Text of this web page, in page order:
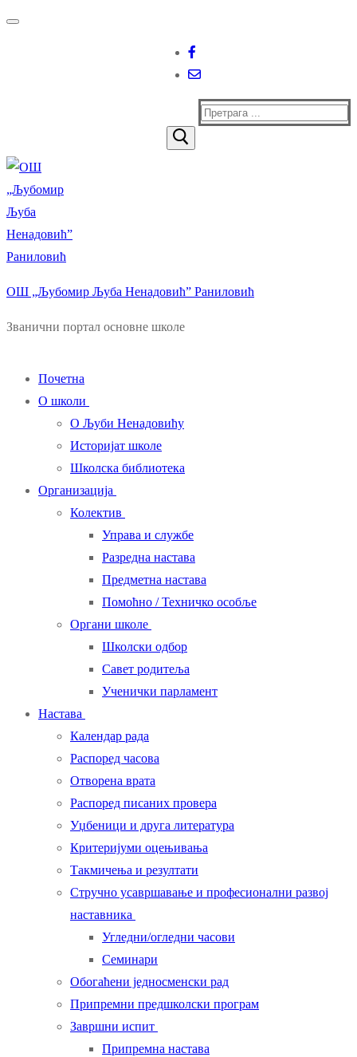
Прескочи
Изборник
Затворити
Тражи
ОШ „Љубомир Љуба Ненадовић” Раниловић
Званични портал основне школе
Почетна
О школи
О Љуби Ненадовићу
Историјат школе
Школска библиотека
Организација
Колектив
Управа и службе
Разредна настава
Предметна настава
Помоћно / Техничко особље
Органи школе
Школски одбор
Савет родитеља
Ученички парламент
Настава
Календар рада
Распоред часова
Отворена врата
Распоред писаних провера
Уџбеници и друга литература
Критеријуми оцењивања
Такмичења и резултати
Стручно усавршавање и професионални развој
наставника
Угледни/огледни часови
Семинари
Обогаћени једносменски рад
Припремни предшколски програм
Завршни испит
Припремна настава